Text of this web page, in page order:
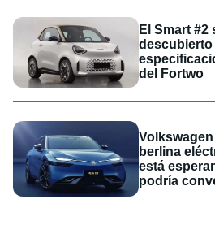
El Smart #2
descubierto
del Fortwo
berlina
está
podría